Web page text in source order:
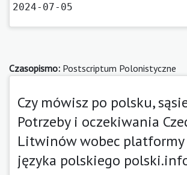
2024-07-05
Czasopismo: Postscriptum Polonistyczne
Czy mówisz po polsku,
Potrzeby i oczekiwania
Litwinów wobec
języka polskiego